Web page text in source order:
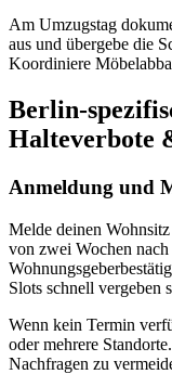
Am Umzugstag
aus und übergebe die
Koordiniere
Berlin-
Halteverbote
Anmeldung und
Melde deinen
von zwei Wochen
Slots schnell vergeben
Wenn kein Termin
oder mehrere
Nachfragen zu